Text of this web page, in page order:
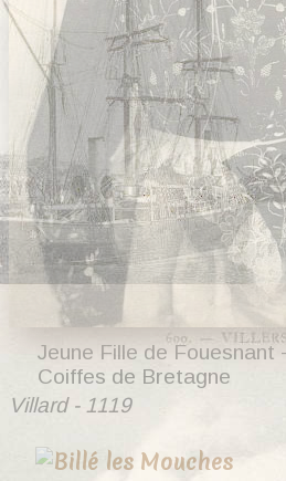
Jeune Fille de Fouesnant
Coiffes de Bretagne
Villard - 1119